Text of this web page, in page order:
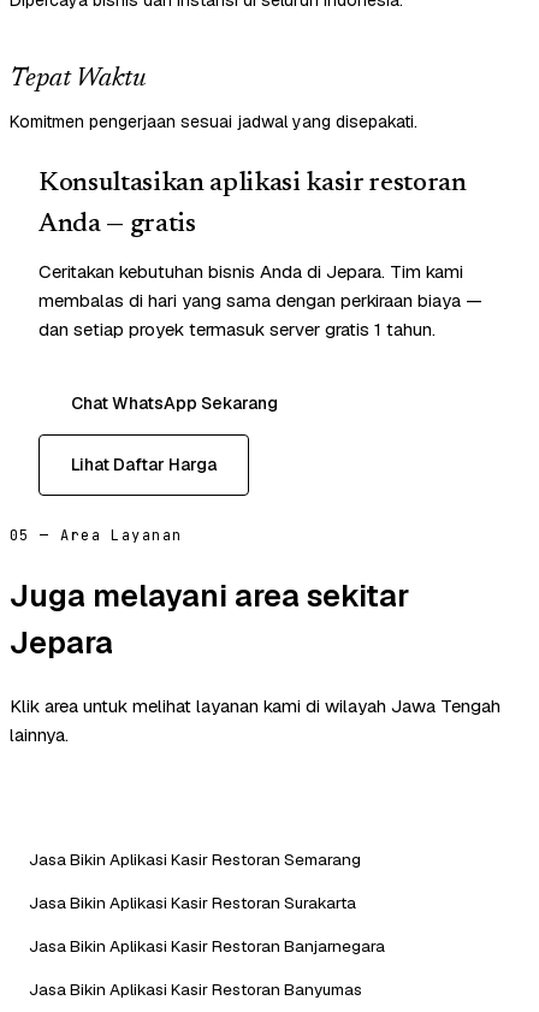
Tepat Waktu
Komitmen pengerjaan sesuai jadwal yang disepakati.
Konsultasikan aplikasi kasir restoran
Anda — gratis
Ceritakan kebutuhan bisnis Anda di Jepara. Tim kami
membalas di hari yang sama dengan perkiraan biaya —
dan setiap proyek termasuk server gratis 1 tahun.
Chat WhatsApp Sekarang
Lihat Daftar Harga
05 — Area Layanan
Juga melayani area sekitar
Jepara
Klik area untuk melihat layanan kami di wilayah Jawa Tengah
lainnya.
Jasa Bikin Aplikasi Kasir Restoran Semarang
Jasa Bikin Aplikasi Kasir Restoran Surakarta
Jasa Bikin Aplikasi Kasir Restoran Banjarnegara
Jasa Bikin Aplikasi Kasir Restoran Banyumas